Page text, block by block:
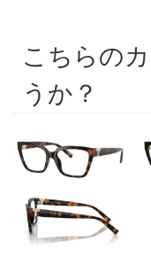
こちらの
うか？